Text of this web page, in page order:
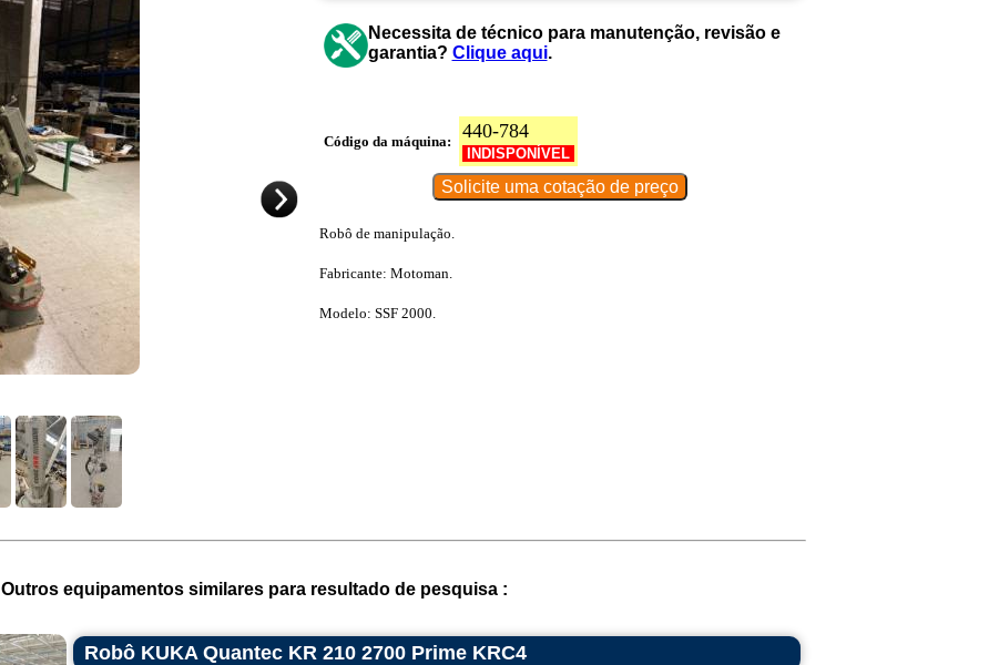
Necessita de técnico para manutenção, revisão e
garantia? Clique aqui.
Código da máquina: 440-784
INDISPONÍVEL
Robô de manipulação.
Fabricante: Motoman.
Modelo: SSF 2000.
Outros equipamentos similares para resultado de pesquisa :
Robô KUKA Quantec KR 210 2700 Prime KRC4